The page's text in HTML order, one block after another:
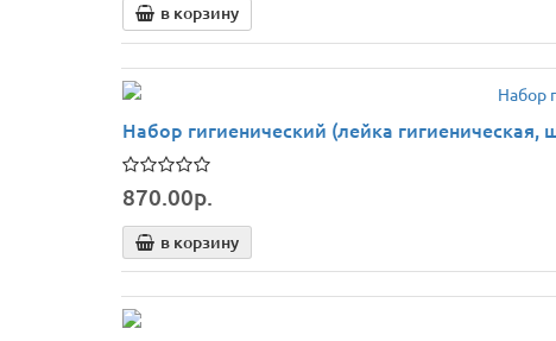
в корзину
Набор гигиенический (лейка
870.00р.
в корзину